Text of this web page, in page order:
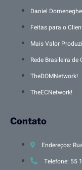
Daniel
Feitas para o
Mais Valor
Rede Brasileira de
TheDOMNetwork!
TheECNetwork!
Contato
Endereços:
Telefone: 55